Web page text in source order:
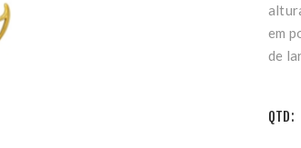
em
de
QTD: